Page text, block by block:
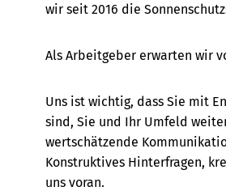
wir seit 2016 die
Als Arbeitgeber erwarten wir
Uns ist wichtig, dass Sie mit
sind, Sie und Ihr Umfeld
wertschätzende
Konstruktives Hinterfragen,
uns voran.